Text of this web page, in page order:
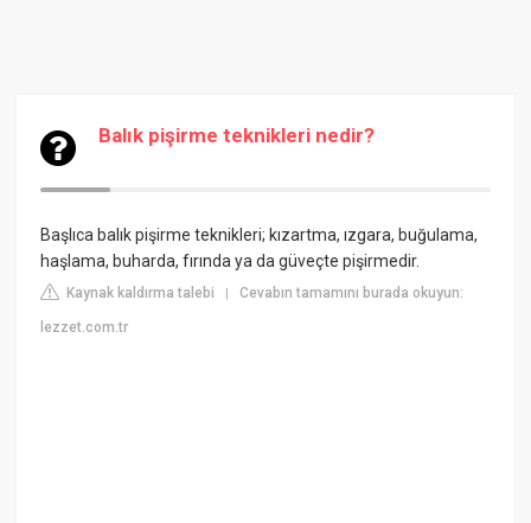
Balık pişirme teknikleri nedir?
Başlıca balık pişirme teknikleri; kızartma, ızgara, buğulama,
haşlama, buharda, fırında ya da güveçte pişirmedir.
Kaynak kaldırma talebi |Cevabın tamamını burada okuyun:
lezzet.com.tr